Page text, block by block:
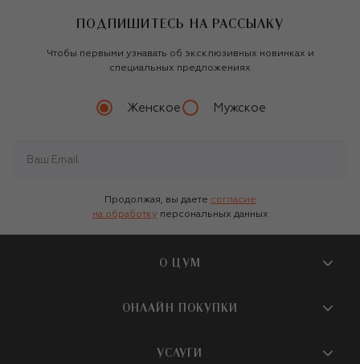
ПОДПИШИТЕСЬ НА РАССЫЛКУ
Чтобы первыми узнавать об эксклюзивных новинках и
специальных предложениях
Женское Мужское
Продолжая, вы даете согласие
на обработку персональных данных
О ЦУМ
О магазине
Бутики и ПВЗ ЦУМ
ОНЛАЙН ПОКУПКИ
УСЛУГИ